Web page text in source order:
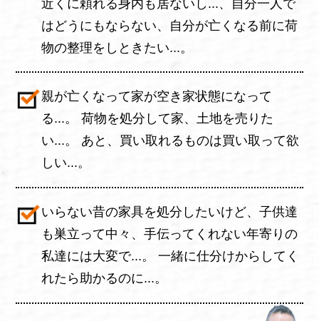
近くに頼れる身内も居ないし...、自分一人で
はどうにもならない、自分が亡くなる前に荷
物の整理をしときたい...。
親が亡くなって家が空き家状態になって
る...。 荷物を処分して家、土地を売りた
い...。 あと、買い取れるものは買い取って欲
しい...。
いらない昔の家具を処分したいけど、子供達
も巣立って中々、手伝ってくれない年寄りの
私達には大変で...。 一緒に仕分けからしてく
れたら助かるのに...。